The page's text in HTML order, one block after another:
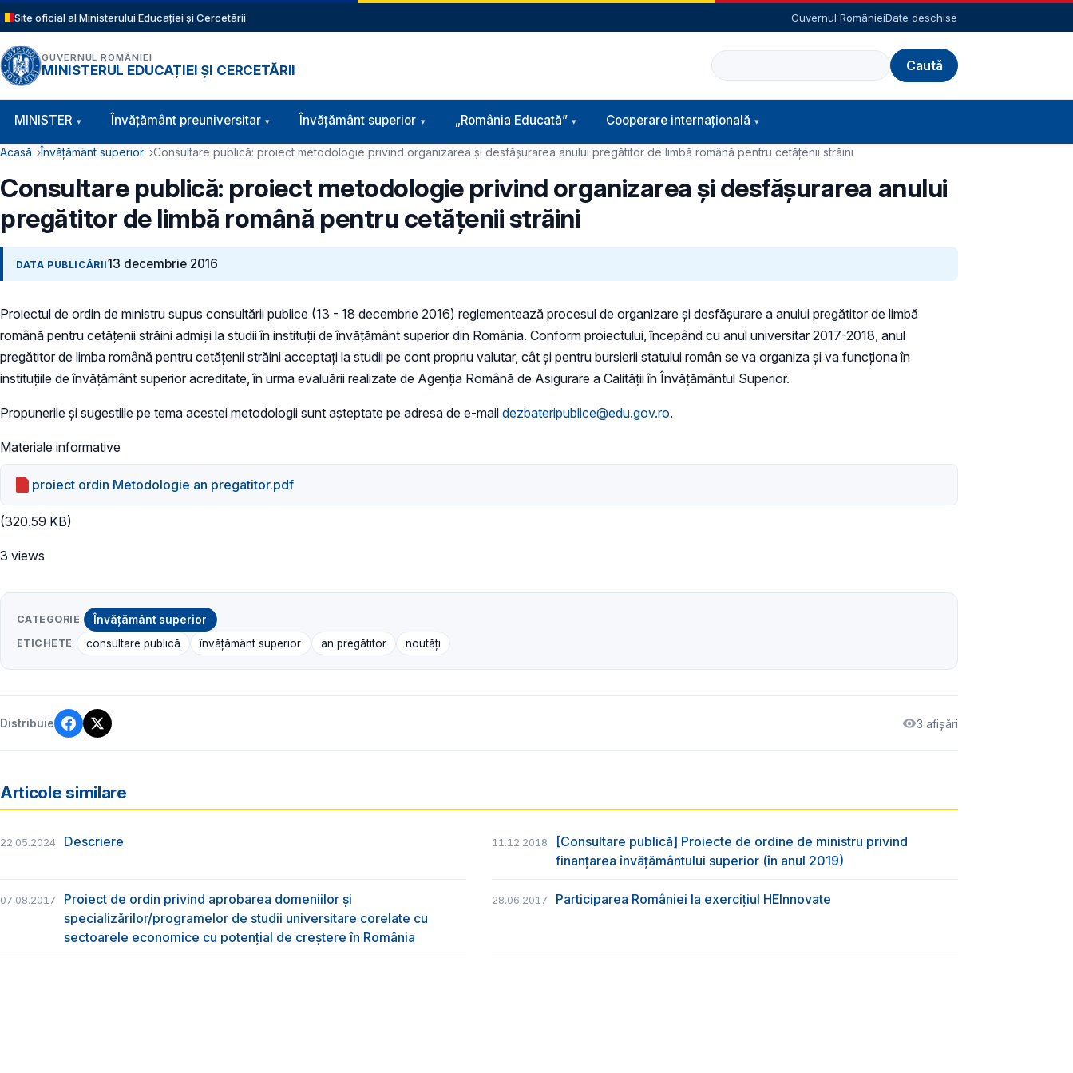
Sari la conținutul principal
Site oficial al Ministerului Educației și Cercetării Guvernul RomânieiDate deschise
GUVERNUL ROMÂNIEI
MINISTERUL EDUCAȚIEI ȘI CERCETĂRII
Caută
Navigație principală
MINISTER Învăţământ preuniversitar Învățământ superior „România Educată” Cooperare internațională
Cale de navigare
Acasă Învățământ superior Consultare publică: proiect metodologie privind organizarea și desfășurarea anului pregătitor de limbă română pentru cetățenii străini
Consultare publică: proiect metodologie privind organizarea și desfășurarea anului
pregătitor de limbă română pentru cetățenii străini
DATA PUBLICĂRII13 decembrie 2016
Proiectul de ordin de ministru supus consultării publice (13 - 18 decembrie 2016) reglementează procesul de organizare și desfășurare a anului pregătitor de limbă
română pentru cetățenii străini admiși la studii în instituții de învățământ superior din România. Conform proiectului, începând cu anul universitar 2017-2018, anul
pregătitor de limba română pentru cetățenii străini acceptați la studii pe cont propriu valutar, cât și pentru bursierii statului român se va organiza și va funcționa în
instituțiile de învățământ superior acreditate, în urma evaluării realizate de Agenția Română de Asigurare a Calității în Învățământul Superior.
Propunerile și sugestiile pe tema acestei metodologii sunt așteptate pe adresa de e-mail dezbateripublice@edu.gov.ro.
Materiale informative
proiect ordin Metodologie an pregatitor.pdf
(320.59 KB)
3 views
CATEGORIE Învățământ superior
ETICHETE consultare publică învățământ superior an pregătitor noutăți
Distribuie 3 afișări
Articole similare
22.05.2024 Descriere 11.12.2018
[Consultare publică] Proiecte de ordine de ministru privind
finanțarea învățământului superior (în anul 2019)
07.08.2017
Proiect de ordin privind aprobarea domeniilor și
specializărilor/programelor de studii universitare corelate cu
sectoarele economice cu potențial de creștere în România
28.06.2017 Participarea României la exercițiul HEInnovate